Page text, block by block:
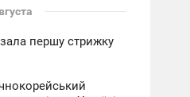
першу стрижку